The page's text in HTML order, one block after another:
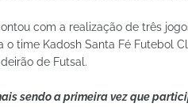
com a realização de três
o time Kadosh Santa Fé Futebol
de Futsal.
sendo a primeira vez que